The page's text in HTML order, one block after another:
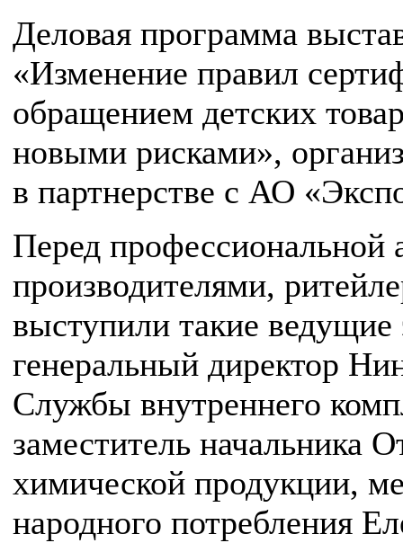
Деловая программа
«Изменение правил
обращением детских
новыми рисками»,
в партнерстве с АО
Перед профессиональной
производителями,
выступили такие
генеральный директор
Службы внутреннего
заместитель начальника
химической продукции,
народного потребления